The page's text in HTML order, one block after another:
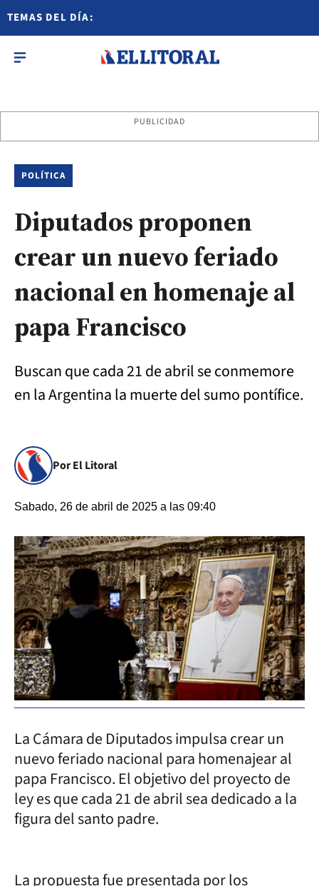
TEMAS DEL DÍA:
PUBLICIDAD
POLÍTICA
Diputados proponen
crear un nuevo feriado
nacional en homenaje al
papa Francisco
Buscan que cada 21 de abril se conmemore
en la Argentina la muerte del sumo pontífice.
Por El Litoral
Sabado, 26 de abril de 2025 a las 09:40
La Cámara de Diputados impulsa crear un
nuevo feriado nacional para homenajear al
papa Francisco. El objetivo del proyecto de
ley es que cada 21 de abril sea dedicado a la
figura del santo padre.
La propuesta fue presentada por los